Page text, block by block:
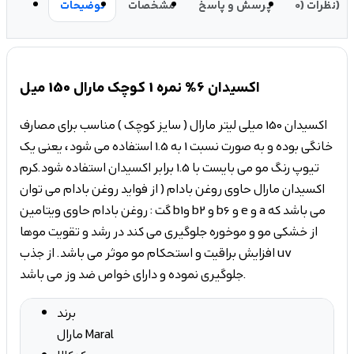
توضیحات مشخصات پرسش و پاسخ نظرات (0)
اکسیدان 6% نمره 1 کوچک مارال 150 میل
اکسیدان 150 میلی لیتر مارال ( سایز کوچک ) مناسب برای مصارف
خانگی بوده و به صورت نسبت 1 به 1.5 استفاده می شود، یعنی یک
تیوپ رنگ مو می بایست با 1.5 برابر اکسیدان استفاده شود.کرم
اکسیدان مارال حاوی روغن بادام ( از فواید روغن بادام می توان
گت : روغن بادام حاوی ویتامین b1و b2 و b6 و e و a می باشد که
از خشکی مو و موخوره جلوگیری می کند در رشد و تقویت موها
افزایش براقیت و استحکام مو موثر می باشد. از جذب uv
جلوگیری نموده و دارای خواص ضد وز می باشد.
برند
مارال Maral